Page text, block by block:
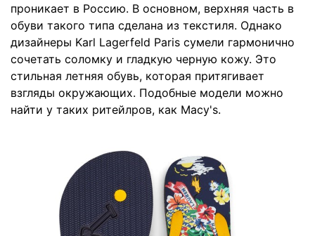
проникает в Россию. В основном, верхняя часть в
обуви такого типа сделана из текстиля. Однако
дизайнеры Karl Lagerfeld Paris сумели гармонично
сочетать соломку и гладкую черную кожу. Это
стильная летняя обувь, которая притягивает
взгляды окружающих. Подобные модели можно
найти у таких ритейлров, как Macy's.